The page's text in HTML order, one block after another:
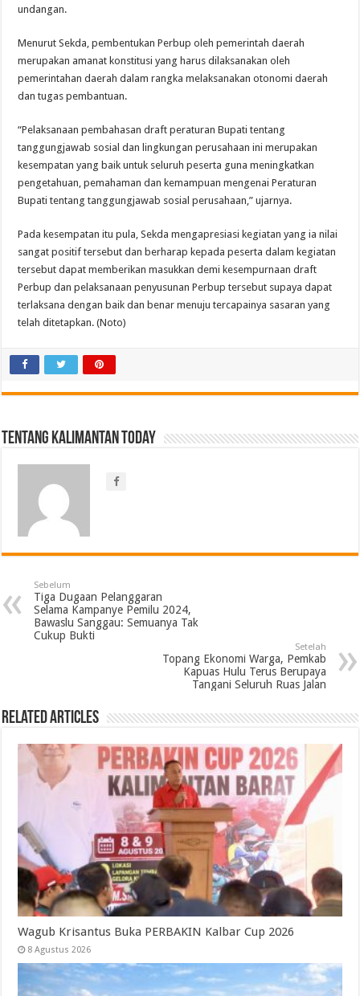
undangan.
Menurut Sekda, pembentukan Perbup oleh pemerintah daerah
merupakan amanat konstitusi yang harus dilaksanakan oleh
pemerintahan daerah dalam rangka melaksanakan otonomi daerah
dan tugas pembantuan.
“Pelaksanaan pembahasan draft peraturan Bupati tentang
tanggungjawab sosial dan lingkungan perusahaan ini merupakan
kesempatan yang baik untuk seluruh peserta guna meningkatkan
pengetahuan, pemahaman dan kemampuan mengenai Peraturan
Bupati tentang tanggungjawab sosial perusahaan,” ujarnya.
Pada kesempatan itu pula, Sekda mengapresiasi kegiatan yang ia nilai
sangat positif tersebut dan berharap kepada peserta dalam kegiatan
tersebut dapat memberikan masukkan demi kesempurnaan draft
Perbup dan pelaksanaan penyusunan Perbup tersebut supaya dapat
terlaksana dengan baik dan benar menuju tercapainya sasaran yang
telah ditetapkan. (Noto)
Tentang Kalimantan Today
Sebelum
Tiga Dugaan Pelanggaran
Selama Kampanye Pemilu 2024,
Bawaslu Sanggau: Semuanya Tak
Cukup Bukti
Setelah
Topang Ekonomi Warga, Pemkab
Kapuas Hulu Terus Berupaya
Tangani Seluruh Ruas Jalan
Related Articles
Wagub Krisantus Buka PERBAKIN Kalbar Cup 2026
8 Agustus 2026